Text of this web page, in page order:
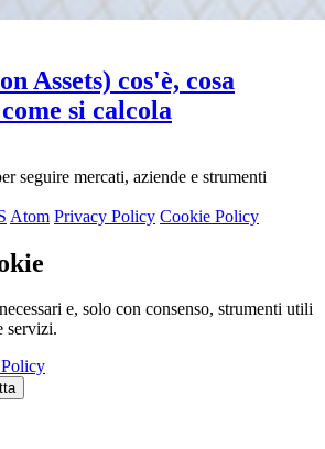
Assets) cos'è, cosa
si calcola
seguire mercati, aziende e strumenti
Atom Privacy Policy Cookie Policy
e, solo con consenso, strumenti utili
servizi.